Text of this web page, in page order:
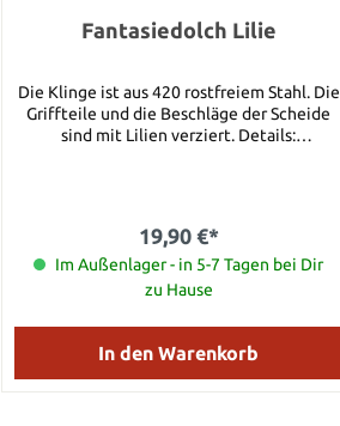
Fantasiedolch Lilie
Die Klinge ist aus 420 rostfreiem Stahl. Die
Griffteile und die Beschläge der Scheide
sind mit Lilien verziert. Details:
19,90 €*
Im Außenlager - in 5-7 Tagen bei Dir
zu Hause
In den Warenkorb